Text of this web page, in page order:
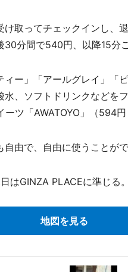
取ってチェックインし、
分間で540円、以降15分ご
ー」「アールグレイ」「
、ソフトドリンクなどを
ツ「AWATOYO」（594
由で、自由に使うことが
GINZA PLACEに準じる。
地図を見る